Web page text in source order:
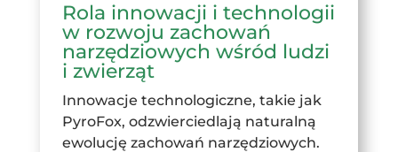
Rola innowacji i technologii
w rozwoju zachowań
narzędziowych wśród ludzi
i zwierząt
Innowacje technologiczne, takie jak
PyroFox, odzwierciedlają naturalną
ewolucję zachowań narzędziowych.